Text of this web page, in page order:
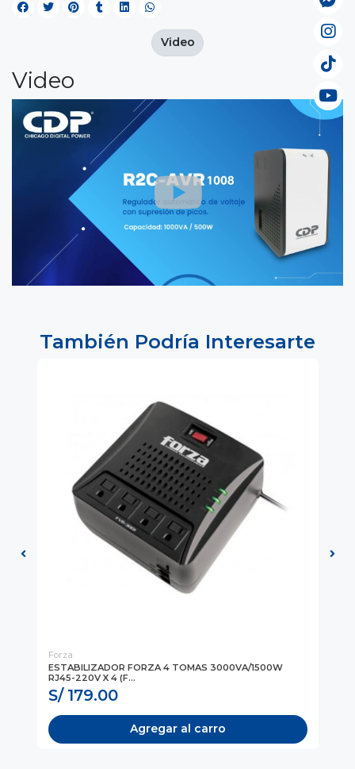
Video
Video
También Podría Interesarte
Forza
ESTABILIZADOR FORZA 4 TOMAS 3000VA/1500W
RJ45-220V X 4 (F...
S/ 179.00
Agregar al carro